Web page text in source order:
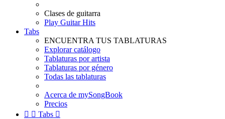
Clases de guitarra
Play Guitar Hits
Tabs
ENCUENTRA TUS TABLATURAS
Explorar catálogo
Tablaturas por artista
Tablaturas por género
Todas las tablaturas
Acerca de mySongBook
Precios
  Tabs 